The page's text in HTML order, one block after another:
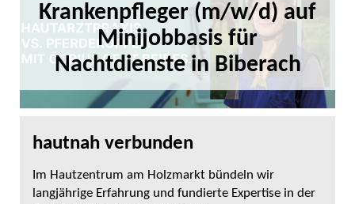
Krankenpfleger (m/w/d) auf
Minijobbasis für
Nachtdienste in Biberach
hautnah verbunden
Im Hautzentrum am Holzmarkt bündeln wir
langjährige Erfahrung und fundierte Expertise in der